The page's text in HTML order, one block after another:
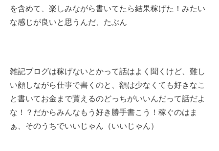
を含めて、楽しみながら書いてたら結果稼げた！みたい
な感じが良いと思うんだ、たぶん
雑記ブログは稼げないとかって話はよく聞くけど、難し
い顔しながら仕事で書くのと、額は少なくても好きなこ
と書いてお金まで貰えるのどっちがいいんだって話だよ
な！？だからみんなもう好き勝手書こう！稼ぐのはま
ぁ、そのうちでいいじゃん（いいじゃん）